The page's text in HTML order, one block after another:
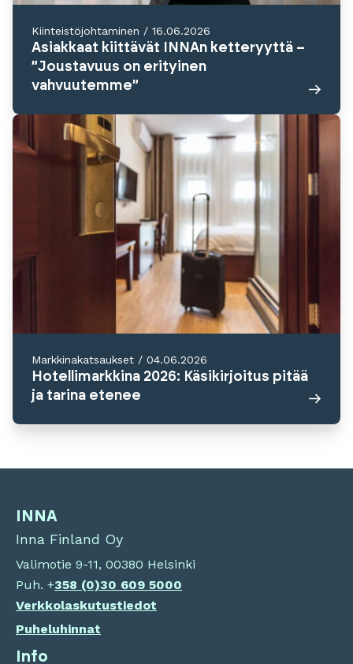
Kiinteistöjohtaminen / 16.06.2026
Asiakkaat kiittävät INNAn ketteryyttä –
”Joustavuus on erityinen
vahvuutemme”
Markkinakatsaukset / 04.06.2026
Hotellimarkkina 2026: Käsikirjoitus pitää
ja tarina etenee
INNA
Inna Finland Oy
Valimotie 9-11, 00380 Helsinki
Puh. +358 (0)30 609 5000
Verkkolaskutustiedot
Puheluhinnat
Info